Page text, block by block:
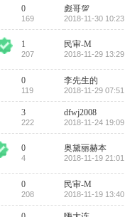
0
169
彪哥💯
2018-11-30 10:23
1
207
民审-M
2018-11-29 13:29
0
119
李先生的
2018-11-29 07:51
3
222
dfwj2008
2018-11-24 19:09
0
4
奥黛丽赫本
2018-11-19 21:01
0
208
民审-M
2018-11-19 13:40